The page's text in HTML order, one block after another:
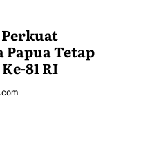
Papua Tetap
81 RI